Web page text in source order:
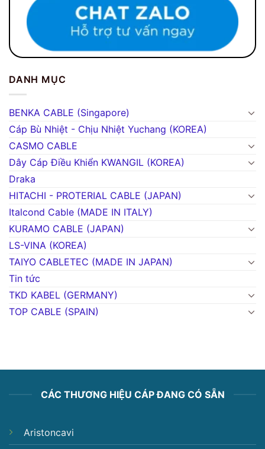
DANH MỤC
BENKA CABLE (Singapore)
Cáp Bù Nhiệt - Chịu Nhiệt Yuchang (KOREA)
CASMO CABLE
Dây Cáp Điều Khiển KWANGIL (KOREA)
Draka
HITACHI - PROTERIAL CABLE (JAPAN)
Italcond Cable (MADE IN ITALY)
KURAMO CABLE (JAPAN)
LS-VINA (KOREA)
TAIYO CABLETEC (MADE IN JAPAN)
Tin tức
TKD KABEL (GERMANY)
TOP CABLE (SPAIN)
CÁC THƯƠNG HIỆU CÁP ĐANG CÓ SẴN
Aristoncavi